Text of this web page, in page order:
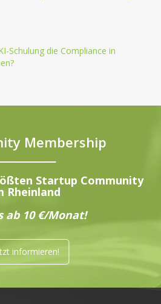
Schulung die Compliance in
Membership
Startup Community
Rheinland
ab 10 €/Monat!
informieren!